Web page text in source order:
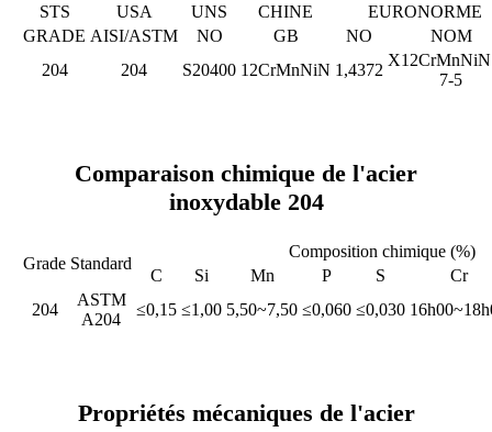
STS USA UNS CHINE
EURONORME
GRADE AISI/ASTM NO GB NO
NOM
204
204 S20400 12CrMnNiN 1,4372
7-5
Comparaison chimique de l'acier
inoxydable 204
Grade Standard
Composition chimique (%)
C
Si Mn P S
Cr
204
ASTM
A204
≤0,15 ≤1,00 5,50~7,50 ≤0,060 ≤0,030
Propriétés mécaniques de l'acier